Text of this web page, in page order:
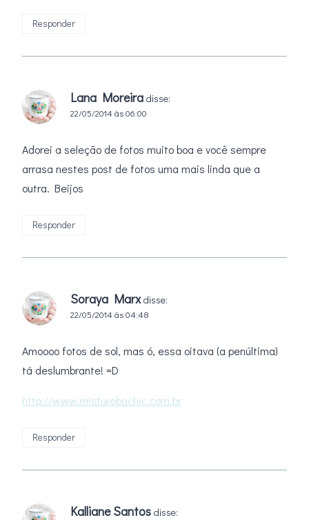
Responder
Lana Moreira disse:
22/05/2014 às 06:00
Adorei a seleção de fotos muito boa e você sempre
arrasa nestes post de fotos uma mais linda que a
outra. Beijos
Responder
Soraya Marx disse:
22/05/2014 às 04:48
Amoooo fotos de sol, mas ó, essa oitava (a penúltima)
tá deslumbrante! =D
http://www.misturebachic.com.br
Responder
Kalliane Santos disse: